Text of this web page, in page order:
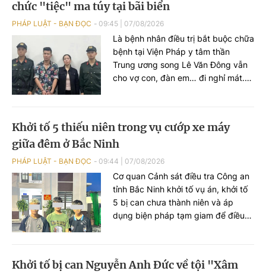
chức "tiệc" ma túy tại bãi biển
PHÁP LUẬT - BẠN ĐỌC 09:45 07/08/2026
Là bệnh nhân điều trị bắt buộc chữa
bệnh tại Viện Pháp y tâm thần
Trung ương song Lê Văn Đông vẫn
cho vợ con, đàn em… đi nghỉ mát.
đã ban hành cáo trạng truy tố Lê
Văn Đông cùng loạt đối tượng...
Khởi tố 5 thiếu niên trong vụ cướp xe máy
giữa đêm ở Bắc Ninh
PHÁP LUẬT - BẠN ĐỌC 09:44 07/08/2026
Cơ quan Cảnh sát điều tra Công an
tỉnh Bắc Ninh khởi tố vụ án, khởi tố
5 bị can chưa thành niên và áp
dụng biện pháp tạm giam để điều
Khởi tố bị can Nguyễn Anh Đức về tội "Xâm